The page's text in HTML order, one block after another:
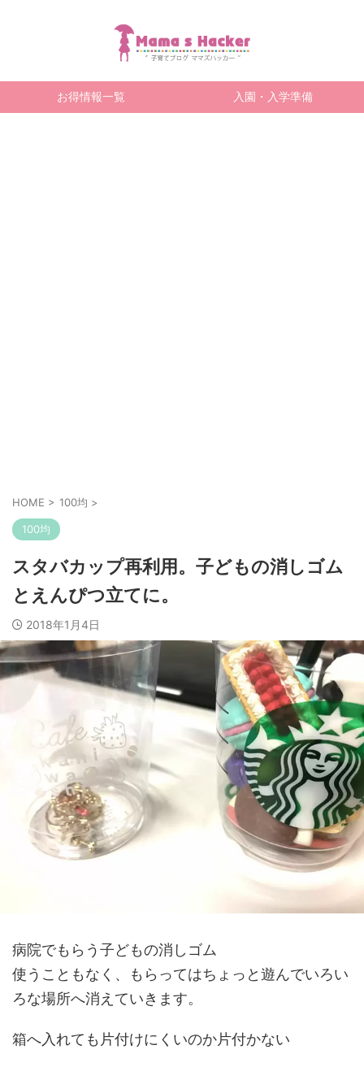
お得情報一覧 入園・入学準備
HOME > 100均 >
100均
スタバカップ再利用。子どもの消しゴム
とえんぴつ立てに。
2018年1月4日
病院でもらう子どもの消しゴム
使うこともなく、もらってはちょっと遊んでいろい
ろな場所へ消えていきます。
箱へ入れても片付けにくいのか片付かない